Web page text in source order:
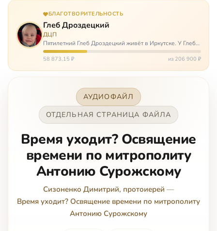
БЛАГОТВОРИТЕЛЬНОСТЬ
Глеб Дроздецкий
ДЦП
Пятилетний Глеб Дроздецкий живёт в Иркутске. У Глеба
ДЦП из-за перенесённого в младенчестве менингита,
но его положение осложняется эпилепсией, с которой
58 873,15 ₽ из 206 900 ₽
АУДИОФАЙЛ
ОТДЕЛЬНАЯ СТРАНИЦА ФАЙЛА
Время уходит? Освящение
времени по митрополиту
Антонию Сурожскому
Сизоненко Димитрий, протоиерей —
Время уходит? Освящение времени по митрополиту
Антонию Сурожскому